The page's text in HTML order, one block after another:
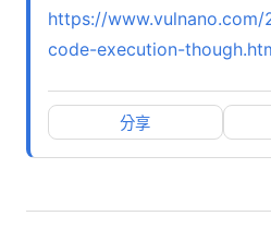
https://
code-execution-
分享